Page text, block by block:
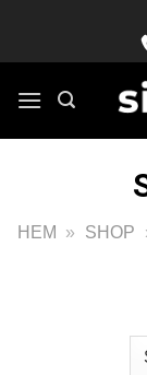
content
HEM » SHOP